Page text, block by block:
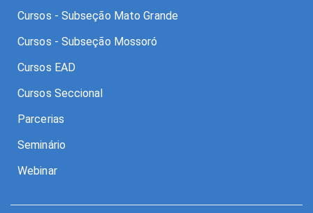
Cursos - Subseção Mato Grande
Cursos - Subseção Mossoró
Cursos EAD
Cursos Seccional
Parcerias
Seminário
Webinar